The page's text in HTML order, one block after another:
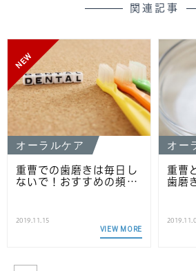
関連記事
NEW
オーラルケア
重曹での歯磨きは毎日し
ないで！おすすめの頻…
2019.11.15
VIEW MORE
オー
重曹
歯磨